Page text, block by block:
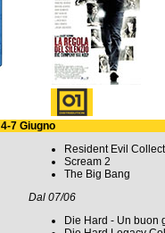
4-7 Giugno
Resident Evil
Scream 2
The Big Bang
Dal 07/06
Die Hard - Un buon